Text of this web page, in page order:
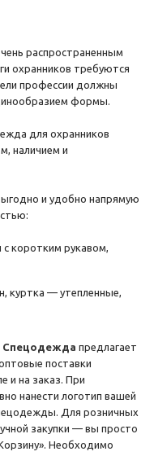
распространенным
охранников требуются
профессии должны
формы.
для охранников
наличием и
и удобно напрямую
коротким рукавом,
куртка — утепленные,
Спецодежда предлагает
поставки
и на заказ. При
нанести логотип вашей
Для розничных
закупки — вы просто
Необходимо